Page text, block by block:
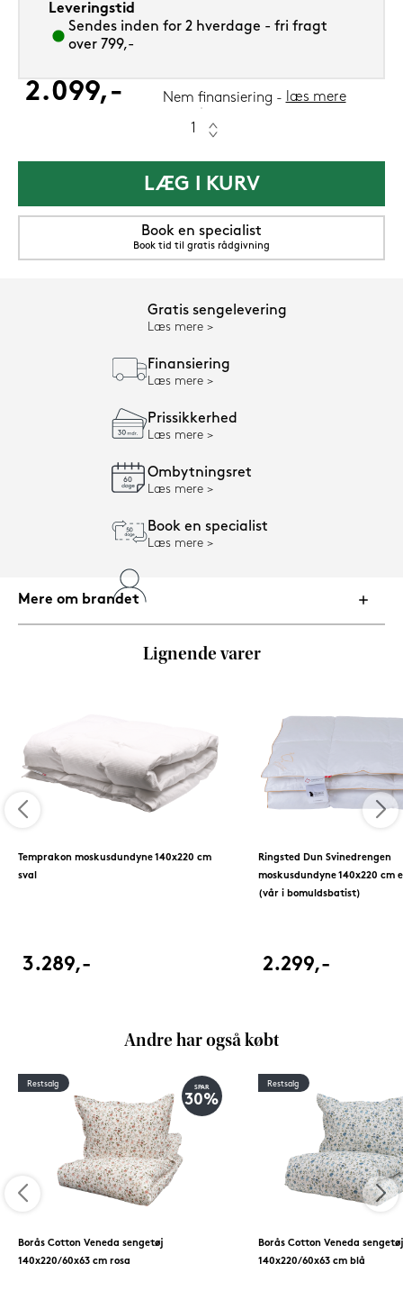
Leveringstid
Sendes inden for 2 hverdage - fri fragt
over 799,-
2.099,- Nem finansiering læs mere
LÆG I KURV
Book en specialist
Book tid til gratis rådgivning
Gratis sengelevering
Læs mere
Finansiering
Læs mere
Prissikkerhed
Læs mere
Ombytningsret
Læs mere
Book en specialist
Læs mere
Mere om brandet
Lignende varer
Temprakon moskusdundyne 140x220 cm
sval
3.289,-
Ringsted Dun Svinedrengen
moskusdundyne 140x220 cm
(vår i bomuldsbatist)
2.299,-
Andre har også købt
Restsalg SPAR
30%
Borås Cotton Veneda sengetøj
140x220/60x63 cm rosa
Restsalg
Borås Cotton Veneda sengetøj
140x220/60x63 cm blå